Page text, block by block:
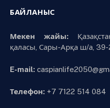
БАЙЛАНЫС
Мекен жайы:
қаласы, Сары-Арқа ш/а, 39-
E-mail:
Телефон: +7 7122 514 084